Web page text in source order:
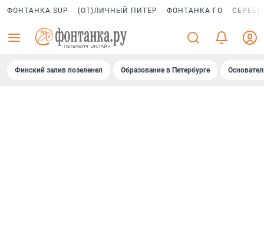
ФОНТАНКА SUP (ОТ)ЛИЧНЫЙ ПИТЕР ФОНТАНКА ГО
Финский залив позеленел Образование в Петербурге